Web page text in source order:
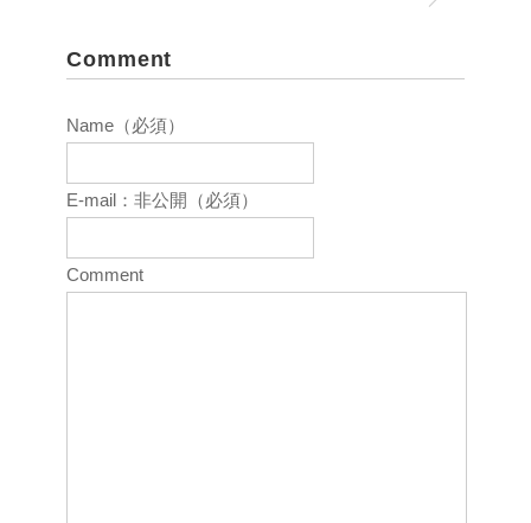
Comment
Name（必須）
E-mail：非公開（必須）
Comment